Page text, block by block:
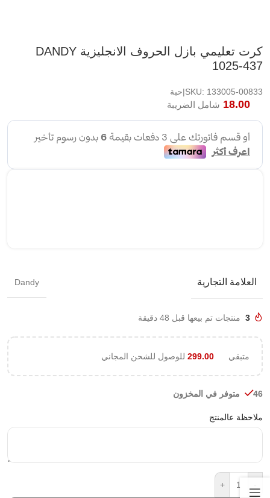
كرت تعليمي بازل الحروف الانجليزية DANDY
1025-437
SKU: 133005-00833|حبة
18.00 شامل الضريبة
العلامة التجارية Dandy
3 منتجات تم بيعها قبل 48 دقيقة
متبقي 299.00 للوصول للشحن المجاني
46 متوفر في المخزون
ملاحظة عالمنتج
+